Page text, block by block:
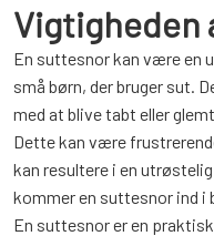
Vigtigheden
En suttesnor kan være en
små børn, der bruger sut.
med at blive tabt eller
Dette kan være
kan resultere i en
kommer en suttesnor ind i
En suttesnor er en